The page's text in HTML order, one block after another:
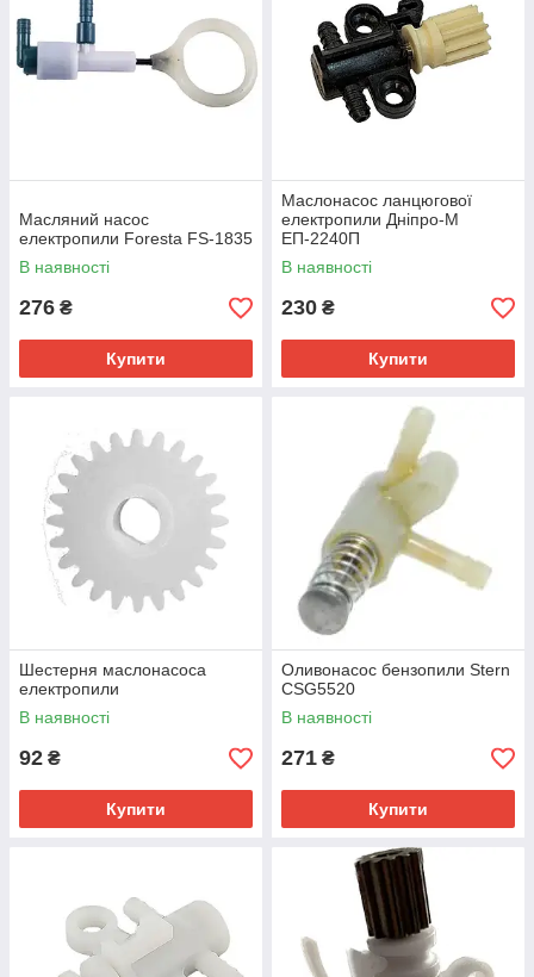
Масляний насос
електропили Foresta FS-1835
В наявності
276 ₴
Купити
Маслонасос ланцюгової
електропили Дніпро-М
ЕП-2240П
В наявності
230 ₴
Купити
Шестерня маслонасоса
електропили
В наявності
92 ₴
Купити
Оливонасос бензопили Stern
CSG5520
В наявності
271 ₴
Купити